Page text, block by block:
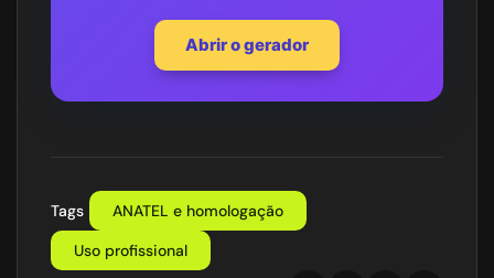
Abrir o gerador
Tags
ANATEL e homologação
Uso profissional